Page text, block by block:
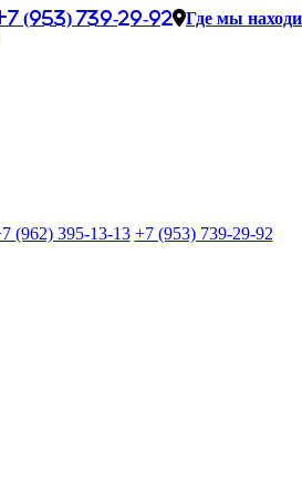
(953) 739-29-92
Где мы
(962) 395-13-13 +7 (953) 739-29-92